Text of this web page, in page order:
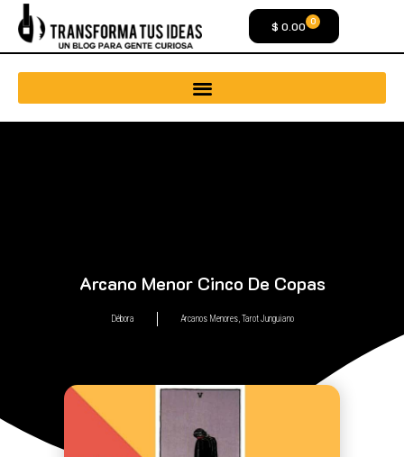
$ 0.00 0
Arcano Menor Cinco De Copas
Débora Arcanos Menores, Tarot Junguiano